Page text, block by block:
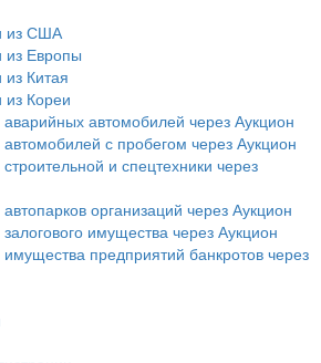
из США
из Европы
Китая
Кореи
автомобилей через Аукцион
с пробегом через Аукцион
и спецтехники через
организаций через Аукцион
имущества через Аукцион
предприятий банкротов через